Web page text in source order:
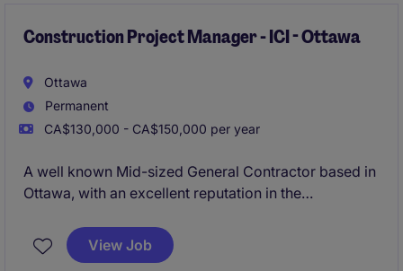
process.
Construction Project Manager - ICI - Ottawa
Ottawa
Permanent
CA$130,000 - CA$150,000 per year
A well known Mid-sized General Contractor based in
Ottawa, with an excellent reputation in the
Manager due to their continued growth. The
organisation specialises in ICI new builds ranging
View Job